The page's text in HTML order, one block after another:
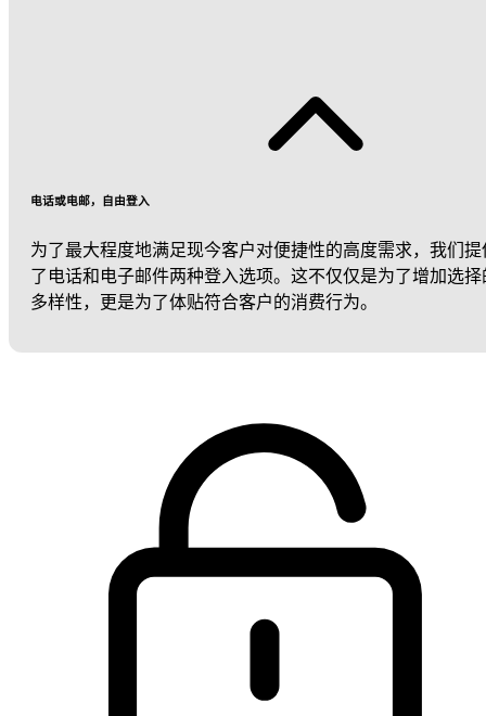
电话或电邮，自由登入
为了最大程度地满足现今客户对便捷性的高度需求，我们提
了电话和电子邮件两种登入选项。这不仅仅是为了增加选择
多样性，更是为了体贴符合客户的消费行为。